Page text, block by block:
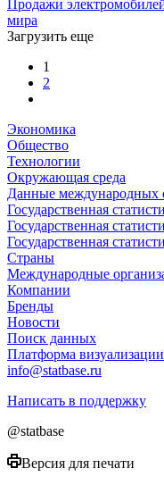
Продажи
мира
Загрузить еще
1
2
Экономика
Общество
Технологии
Окружающая среда
Данные международных
Государственная
Государственная
Государственная
Страны
Международные
Компании
Бренды
Новости
Поиск данных
Платформа
info@statbase.ru
Написать в поддержку
@statbase
Версия для печати